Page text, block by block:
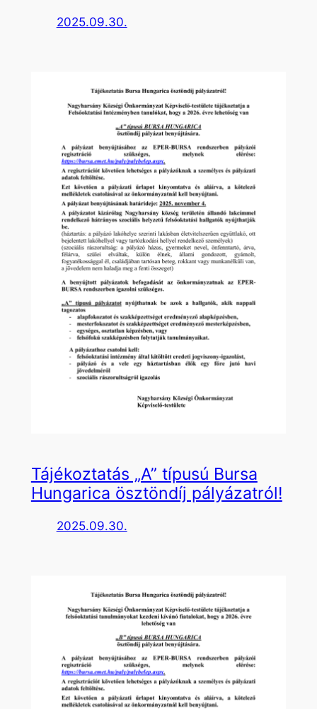
2025.09.30.
Tájékoztatás „A” típusú Bursa
Hungarica ösztöndíj pályázatról!
2025.09.30.